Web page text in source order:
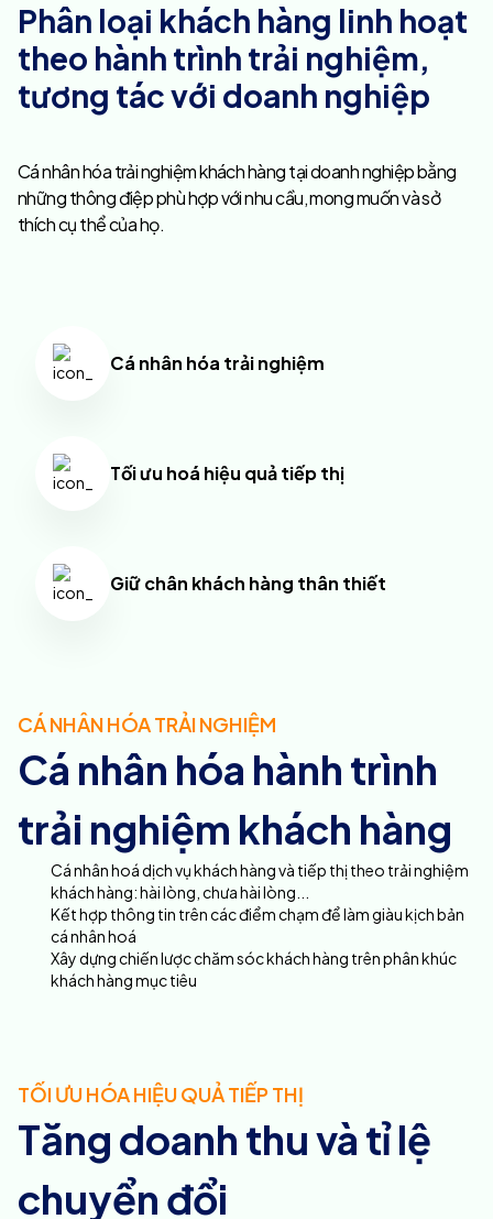
Phân loại khách hàng linh hoạt
theo hành trình trải nghiệm,
tương tác với doanh nghiệp
Cá nhân hóa trải nghiệm khách hàng tại doanh nghiệp bằng
những thông điệp phù hợp với nhu cầu, mong muốn và sở
thích cụ thể của họ.
Cá nhân hóa trải nghiệm
Tối ưu hoá hiệu quả tiếp thị
Giữ chân khách hàng thân thiết
CÁ NHÂN HÓA TRẢI NGHIỆM
Cá nhân hóa hành trình
trải nghiệm khách hàng
Cá nhân hoá dịch vụ khách hàng và tiếp thị theo trải nghiệm
khách hàng: hài lòng, chưa hài lòng...
Kết hợp thông tin trên các điểm chạm để làm giàu kịch bản
cá nhân hoá
Xây dựng chiến lược chăm sóc khách hàng trên phân khúc
khách hàng mục tiêu
TỐI ƯU HÓA HIỆU QUẢ TIẾP THỊ
Tăng doanh thu và tỉ lệ
chuyển đổi